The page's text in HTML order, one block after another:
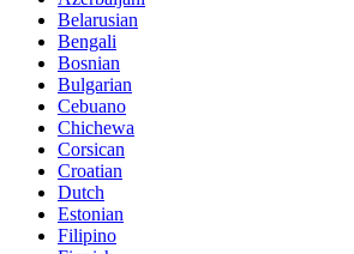
Belarusian
Bengali
Bosnian
Bulgarian
Cebuano
Chichewa
Corsican
Croatian
Dutch
Estonian
Filipino